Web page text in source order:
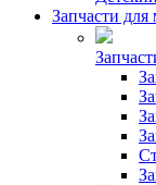
Запчасти для